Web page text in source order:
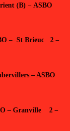
(B) – ASBO
– St Brieuc 2 –
– ASBO
– Granville 2 –